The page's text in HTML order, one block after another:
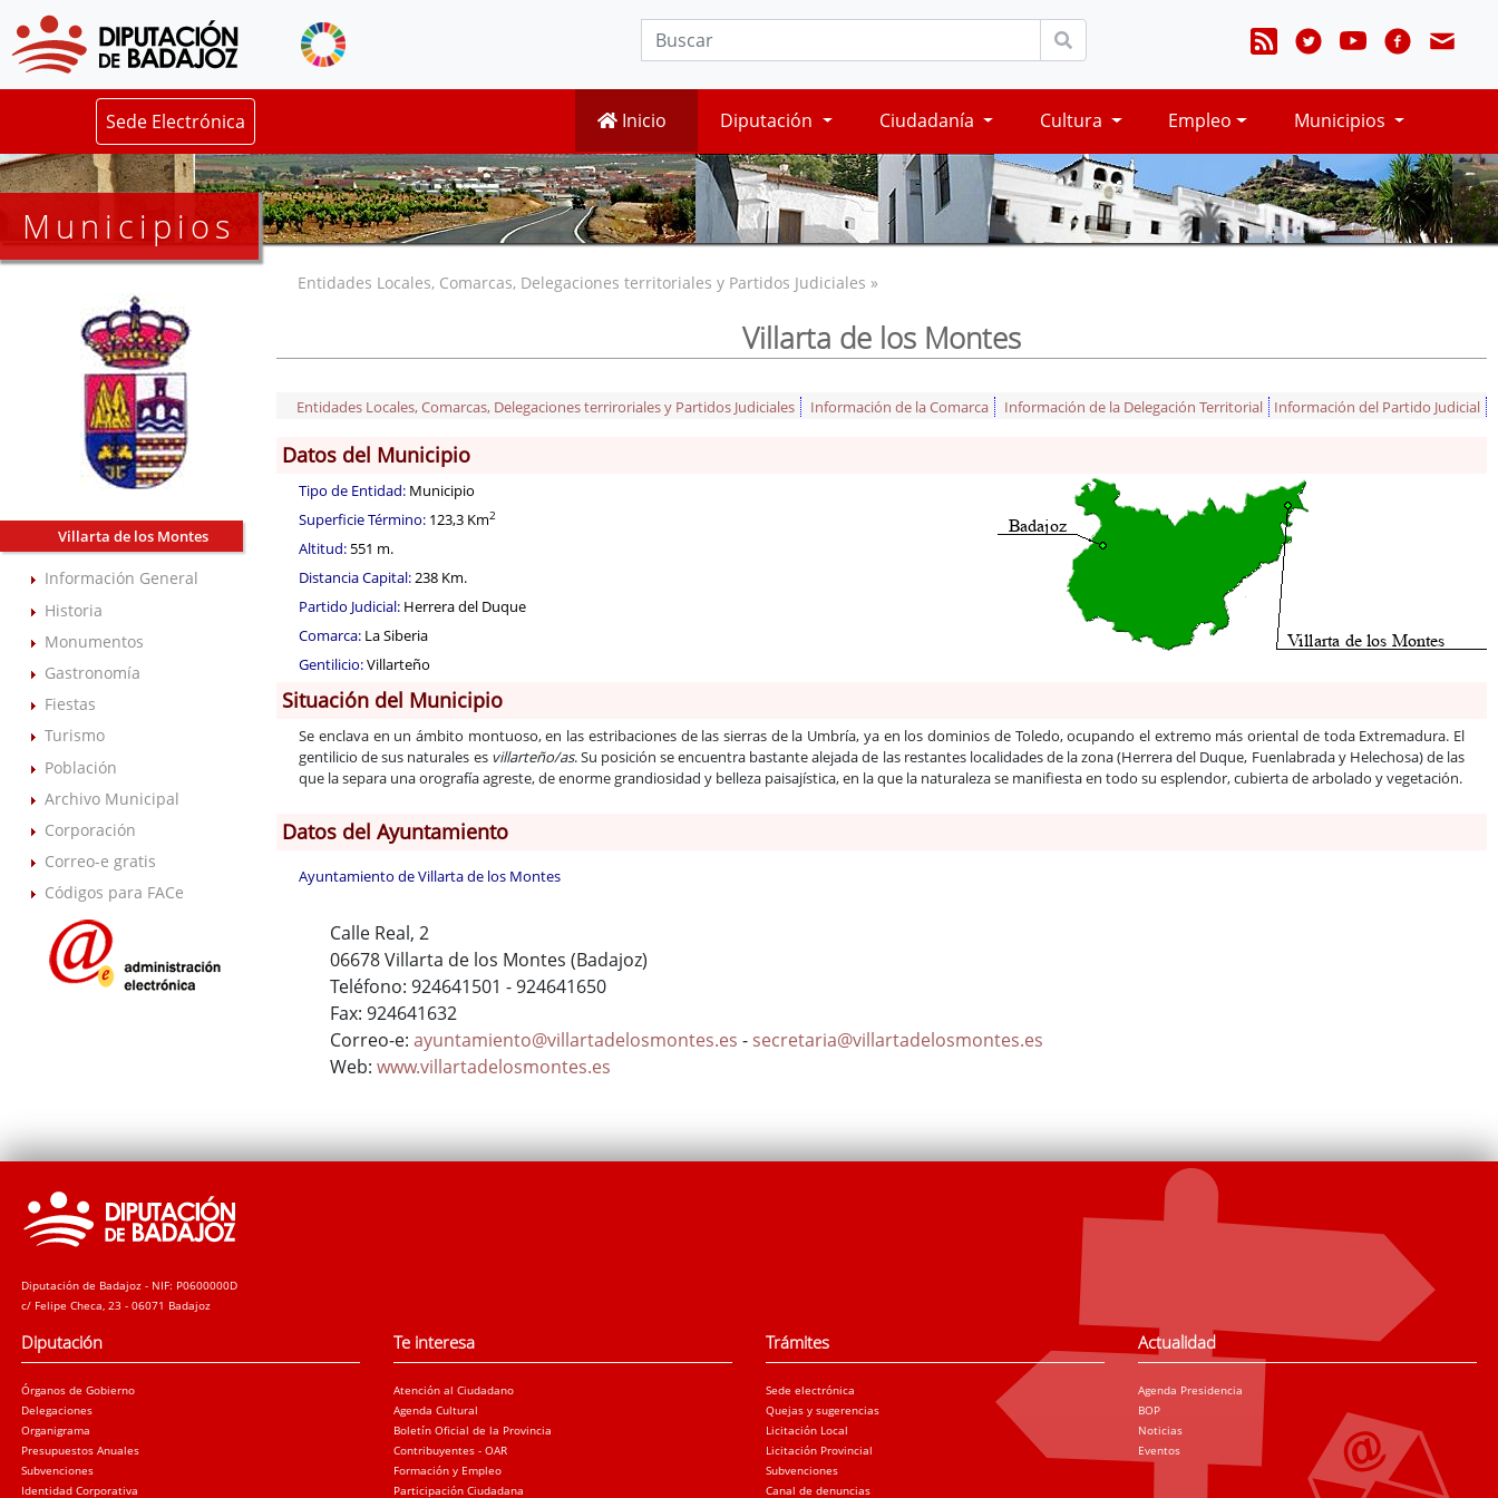
Sede Electrónica Inicio Diputación Ciudadanía Cultura Empleo Municipios
Municipios
Villarta de los Montes
Información General
Historia
Monumentos
Gastronomía
Fiestas
Turismo
Población
Archivo Municipal
Corporación
Correo-e gratis
Códigos para FACe
Entidades Locales, Comarcas, Delegaciones territoriales y Partidos Judiciales »
Villarta de los Montes
Entidades Locales, Comarcas, Delegaciones terriroriales y Partidos Judiciales Información de la Comarca Información de la Delegación Territorial Información del Partido Judicial
Datos del Municipio
Tipo de Entidad: Municipio
Superficie Término: 123,3 Km2
Altitud: 551 m.
Distancia Capital:238 Km.
Partido Judicial: Herrera del Duque
Comarca: La Siberia
Gentilicio:Villarteño
Situación del Municipio
Se enclava en un ámbito montuoso, en las estribaciones de las sierras de la Umbría, ya en los dominios de Toledo, ocupando el extremo más oriental de toda Extremadura. El
gentilicio de sus naturales es villarteño/as. Su posición se encuentra bastante alejada de las restantes localidades de la zona (Herrera del Duque, Fuenlabrada y Helechosa) de las
que la separa una orografía agreste, de enorme grandiosidad y belleza paisajística, en la que la naturaleza se manifiesta en todo su esplendor, cubierta de arbolado y vegetación.
Datos del Ayuntamiento
Ayuntamiento de Villarta de los Montes
Calle Real, 2
06678 Villarta de los Montes (Badajoz)
Teléfono: 924641501 - 924641650
Fax: 924641632
Correo-e:ayuntamiento@villartadelosmontes.es - secretaria@villartadelosmontes.es
Web:www.villartadelosmontes.es
Diputación de Badajoz - NIF: P0600000D
c/ Felipe Checa, 23 - 06071 Badajoz
Diputación
Órganos de Gobierno
Delegaciones
Organigrama
Presupuestos Anuales
Subvenciones
Identidad Corporativa
Te interesa
Atención al Ciudadano
Agenda Cultural
Boletín Oficial de la Provincia
Contribuyentes - OAR
Formación y Empleo
Participación Ciudadana
Trámites
Sede electrónica
Quejas y sugerencias
Licitación Local
Licitación Provincial
Subvenciones
Canal de denuncias
Actualidad
Agenda Presidencia
BOP
Noticias
Eventos